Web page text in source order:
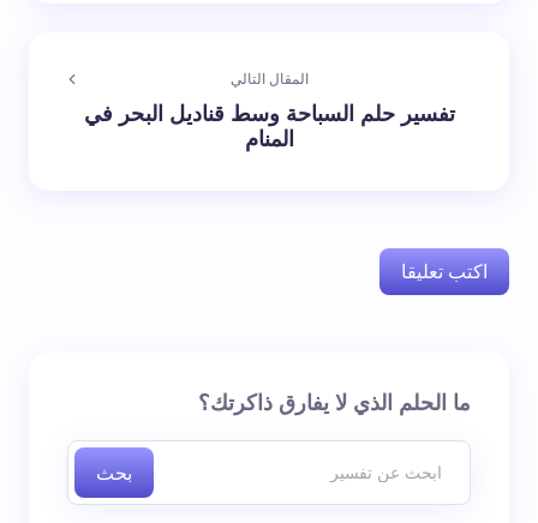
المقال التالي
تفسير حلم السباحة وسط قناديل البحر في
المنام
اكتب تعليقا
لن يتم نشر عنوان بريدك الإلكتروني. الحقول الإلزامية مشارما الحلم الذي لا يفارق ذاكرتك؟
بحث